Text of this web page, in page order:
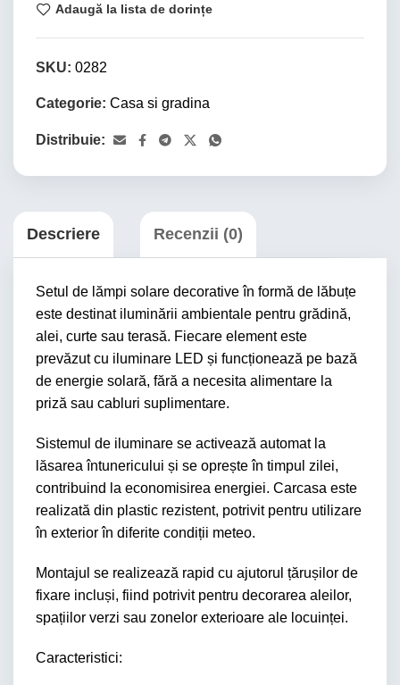
Adaugă la lista de dorințe
SKU: 0282
Categorie: Casa si gradina
Distribuie:
Descriere Recenzii (0)
Setul de lămpi solare decorative în formă de lăbuțe
este destinat iluminării ambientale pentru grădină,
alei, curte sau terasă. Fiecare element este
prevăzut cu iluminare LED și funcționează pe bază
de energie solară, fără a necesita alimentare la
priză sau cabluri suplimentare.
Sistemul de iluminare se activează automat la
lăsarea întunericului și se oprește în timpul zilei,
contribuind la economisirea energiei. Carcasa este
realizată din plastic rezistent, potrivit pentru utilizare
în exterior în diferite condiții meteo.
Montajul se realizează rapid cu ajutorul țărușilor de
fixare incluși, fiind potrivit pentru decorarea aleilor,
spațiilor verzi sau zonelor exterioare ale locuinței.
Caracteristici: